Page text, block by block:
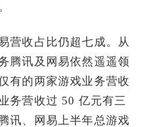
营收占比仍超七成。从
腾讯及网易依然遥遥领
有的两家游戏业务营收
务营收过 50 亿元有三
讯、网易上半年总游戏